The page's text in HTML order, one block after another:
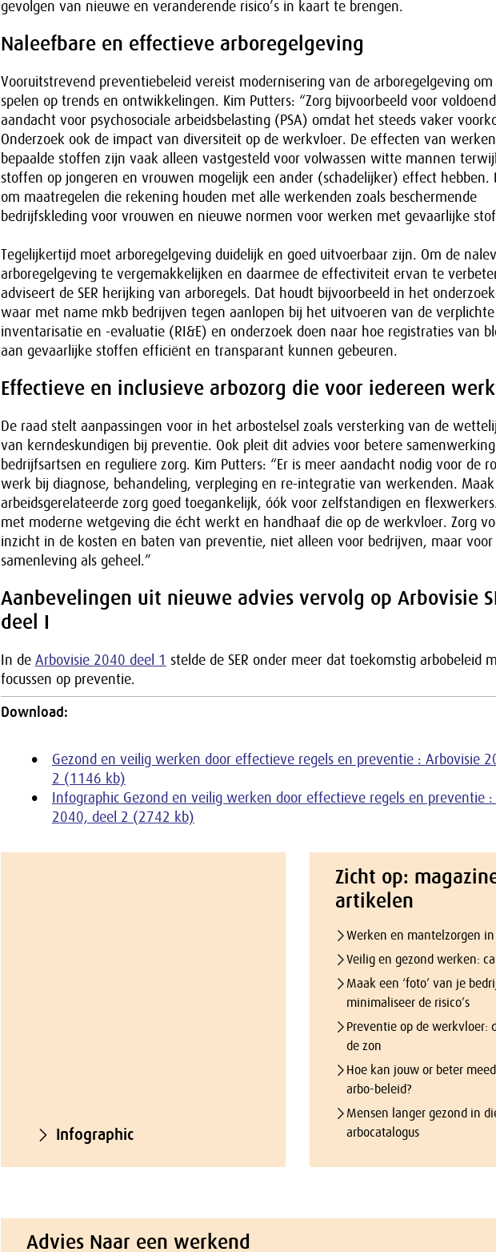
gevolgen van nieuwe en veranderende risico’s in kaart te brengen.
Naleefbare en effectieve arboregelgeving
Vooruitstrevend preventiebeleid vereist modernisering van de arboregelgeving
spelen op trends en ontwikkelingen. Kim Putters: “Zorg bijvoorbeeld voor
aandacht voor psychosociale arbeidsbelasting (PSA) omdat het steeds vaker
Onderzoek ook de impact van diversiteit op de werkvloer. De effecten van
bepaalde stoffen zijn vaak alleen vastgesteld voor volwassen witte mannen
stoffen op jongeren en vrouwen mogelijk een ander (schadelijker) effect hebben.
om maatregelen die rekening houden met alle werkenden zoals beschermende
bedrijfskleding voor vrouwen en nieuwe normen voor werken met gevaarlijke
Tegelijkertijd moet arboregelgeving duidelijk en goed uitvoerbaar zijn. Om de
arboregelgeving te vergemakkelijken en daarmee de effectiviteit ervan te
adviseert de SER herijking van arboregels. Dat houdt bijvoorbeeld in het
waar met name mkb bedrijven tegen aanlopen bij het uitvoeren van de verplichte
inventarisatie en -evaluatie (RI&E) en onderzoek doen naar hoe registraties van
aan gevaarlijke stoffen efficiënt en transparant kunnen gebeuren.
Effectieve en inclusieve arbozorg die voor iedereen
De raad stelt aanpassingen voor in het arbostelsel zoals versterking van de
van kerndeskundigen bij preventie. Ook pleit dit advies voor betere
bedrijfsartsen en reguliere zorg. Kim Putters: “Er is meer aandacht nodig voor de
werk bij diagnose, behandeling, verpleging en re-integratie van werkenden. Maak
arbeidsgerelateerde zorg goed toegankelijk, óók voor zelfstandigen en
met moderne wetgeving die écht werkt en handhaaf die op de werkvloer. Zorg
inzicht in de kosten en baten van preventie, niet alleen voor bedrijven, maar voor
samenleving als geheel.”
Aanbevelingen uit nieuwe advies vervolg op Arbovisie
deel I
In de Arbovisie 2040 deel 1 stelde de SER onder meer dat toekomstig arbobeleid
focussen op preventie.
Download:
Gezond en veilig werken door effectieve regels en preventie : Arbovisie
2 (1146 kb)
Infographic Gezond en veilig werken door effectieve regels en preventie :
2040, deel 2 (2742 kb)
Infographic
Zicht op:
artikelen
Werken en mantelzorgen
Veilig en gezond werken:
Maak een ‘foto’ van je
minimaliseer de risico’s
Preventie op de werkvloer:
de zon
Hoe kan jouw or beter
arbo-beleid?
Mensen langer gezond in
arbocatalogus
Advies Naar een werkend